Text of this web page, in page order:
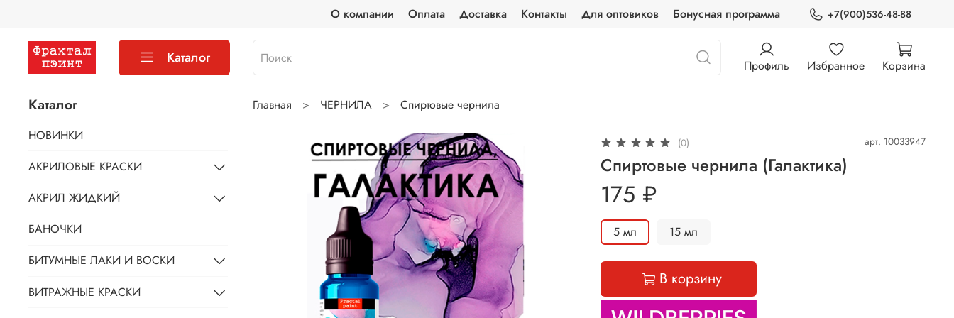
О компании Оплата Доставка Контакты Для оптовиков Бонусная программа +7(900)536-48-88
Каталог Профиль Избранное Корзина
Главная ЧЕРНИЛА Спиртовые чернила
(0) арт. 10033947
Спиртовые чернила (Галактика)
175 ₽
5 мл 15 мл
В корзину
Каталог
НОВИНКИ
АКРИЛОВЫЕ КРАСКИ
АКРИЛ ЖИДКИЙ
БАНОЧКИ
БИТУМНЫЕ ЛАКИ И ВОСКИ
ВИТРАЖНЫЕ КРАСКИ